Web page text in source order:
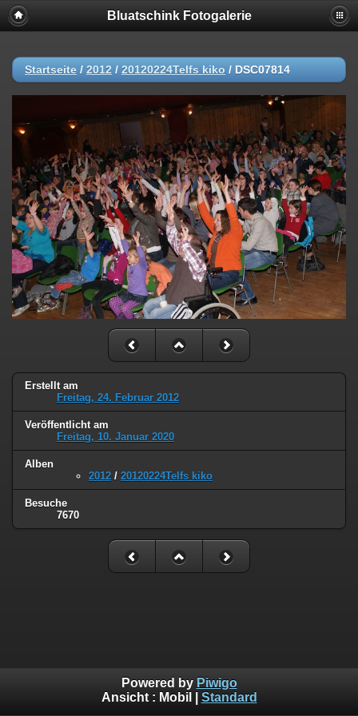
Bluatschink Fotogalerie
Startseite / 2012 / 20120224Telfs kiko / DSC07814
Erstellt am
Freitag, 24. Februar 2012
Veröffentlicht am
Freitag, 10. Januar 2020
Alben
2012 / 20120224Telfs kiko
Besuche
7670
Powered by Piwigo
Ansicht : Mobil Standard